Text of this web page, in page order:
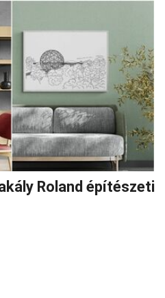
Roland építészeti